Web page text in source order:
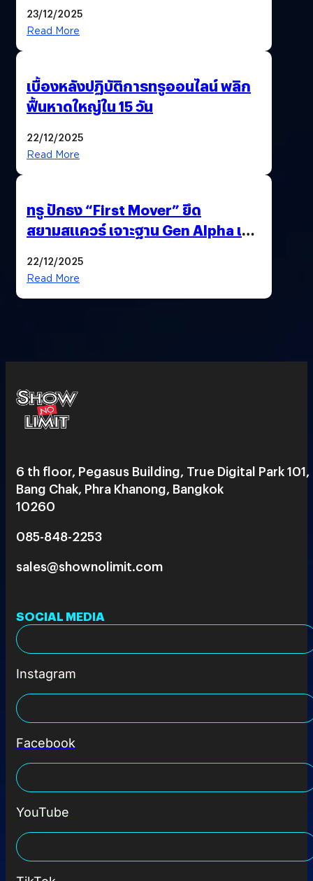
สุขภาพไทยสู่ความยั่งยืน
23/12/2025
Read More
เบื้องหลังปฏิบัติการทรูออนไลน์ พลิก
ฟื้นหาดใหญ่ใน 15 วัน
22/12/2025
Read More
ทรู ปักธง “First Mover” ยึด
สยามสแควร์ เจาะฐาน Gen Alpha เมื่อ
ยุคถัดไป
22/12/2025
Read More
6 th floor, Pegasus Building, True Digital Park 101,
Bang Chak, Phra Khanong, Bangkok
10260
085-848-2253
sales@shownolimit.com
SOCIAL MEDIA
Instagram
Facebook
YouTube